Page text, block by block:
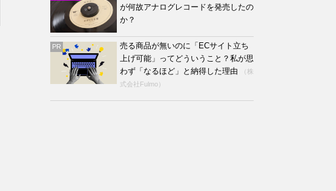
が何故アナログレコードを発売したの
か？
PR
売る商品が無いのに「ECサイト立ち
上げ可能」ってどういうこと？私が思
わず「なるほど」と納得した理由
（株
式会社Fulmo）